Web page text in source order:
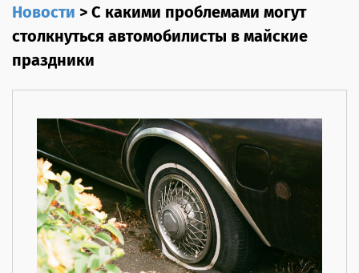
Новости>С какими проблемами могут
столкнуться автомобилисты в майские
праздники